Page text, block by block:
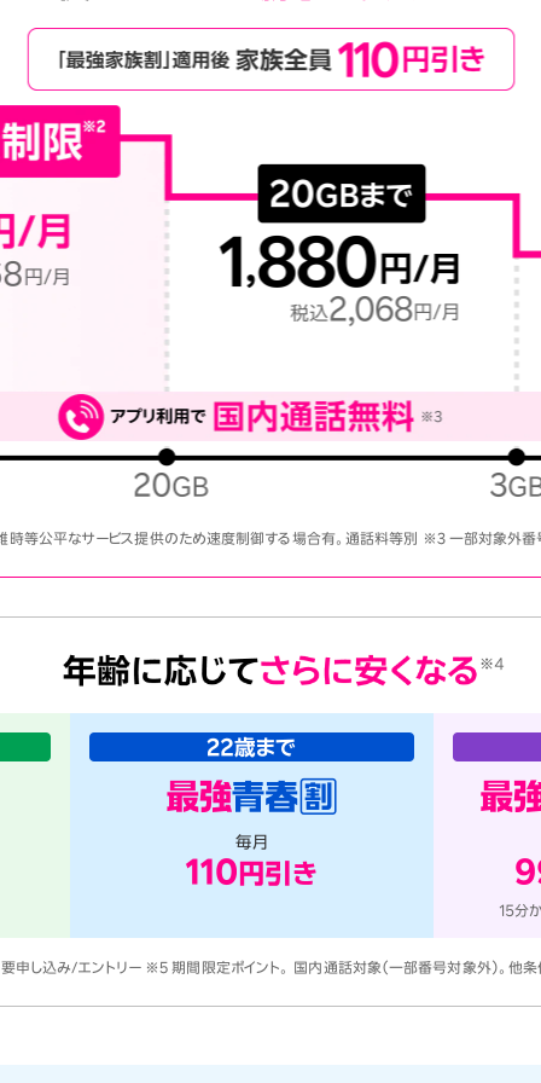
等公平なサービス提供のため速度制御する場合有。通話料等別 ※3 一部対象外番
申し込み/エントリー ※5 期間限定ポイント。 国内通話対象（一部番号対象外）。他